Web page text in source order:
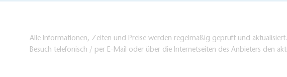
Alle Informationen, Zeiten und Preise werden regelmäßig geprüft und
Besuch telefonisch / per E-Mail oder über die Internetseiten des Anbieters den